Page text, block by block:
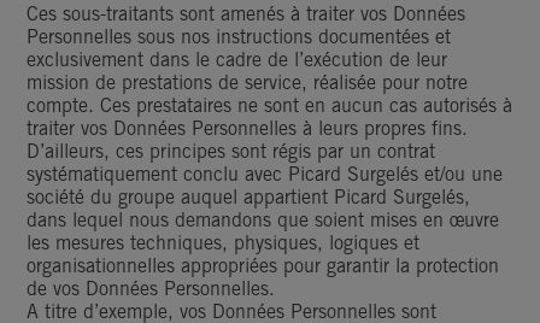
Ces sous-traitants sont amenés à traiter vos Données
Personnelles sous nos instructions documentées et
exclusivement dans le cadre de l’exécution de leur
mission de prestations de service, réalisée pour notre
compte. Ces prestataires ne sont en aucun cas autorisés à
traiter vos Données Personnelles à leurs propres fins.
D’ailleurs, ces principes sont régis par un contrat
systématiquement conclu avec Picard Surgelés et/ou une
société du groupe auquel appartient Picard Surgelés,
dans lequel nous demandons que soient mises en œuvre
les mesures techniques, physiques, logiques et
organisationnelles appropriées pour garantir la protection
de vos Données Personnelles.
A titre d’exemple, vos Données Personnelles sont